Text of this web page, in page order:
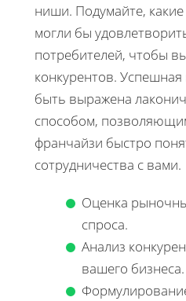
ниши. Подумайте, какие
могли бы
потребителей, чтобы
конкурентов.
быть выражена
способом,
франчайзи быстро
сотрудничества с вами.
Оценка
спроса.
Анализ
вашего бизнеса.